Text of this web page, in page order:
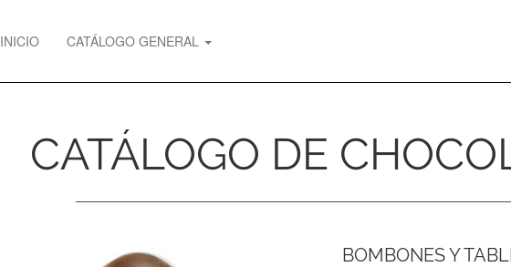
INICIO CATÁLOGO GENERAL
CATÁLOGO DE
BOMBONES Y